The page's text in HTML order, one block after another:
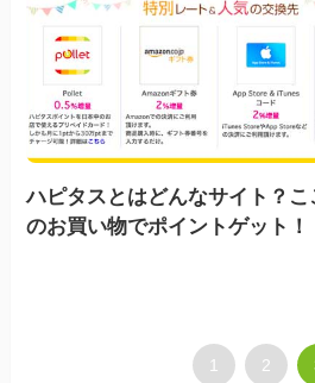
ハピタスとはどんなサイト？
のお買い物でポイントゲット！
1 2